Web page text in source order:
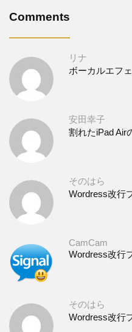
Comments
リナ
ボーカルエフ
安田幸子
割れたiPad Air
そのはら
Wordress改行
CamCam
Wordress改行
そのはら
Wordress改行